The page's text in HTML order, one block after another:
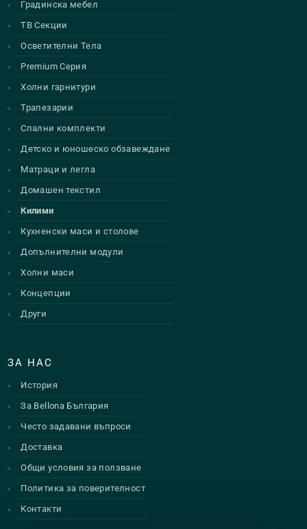
Градинска мебел
ТВ Секции
Осветителни Тела
Premium Серия
Холни гарнитури
Трапезарии
Спални комплекти
Детско и юношеско обзавеждане
Матраци и легла
Домашен текстил
Килими
Кухненски маси и столове
Допълнителни модули
Холни маси
Концепции
Други
ЗА НАС
История
За Bellona България
Често задавани въпроси
Доставка
Общи условия за ползване
Политика за поверителност
Контакти